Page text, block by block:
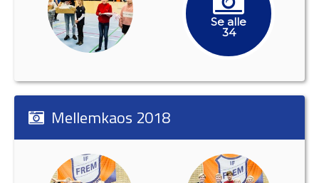
Se alle
34
Mellemkaos 2018